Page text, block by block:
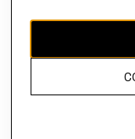
El contenido de esta